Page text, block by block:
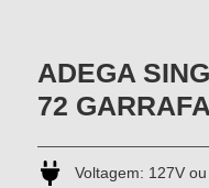
ADEGA
72
Voltagem: 127V